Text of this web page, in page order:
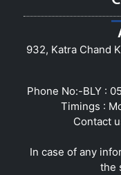
932, Katra Chand
Phone No:-BLY :
Timings :
Contact
In case of any
the